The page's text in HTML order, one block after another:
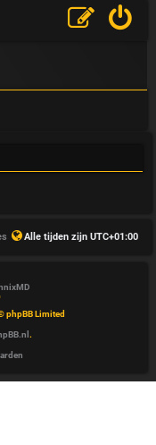
Alle tijden zijn UTC+01:00
phpBB Limited
.